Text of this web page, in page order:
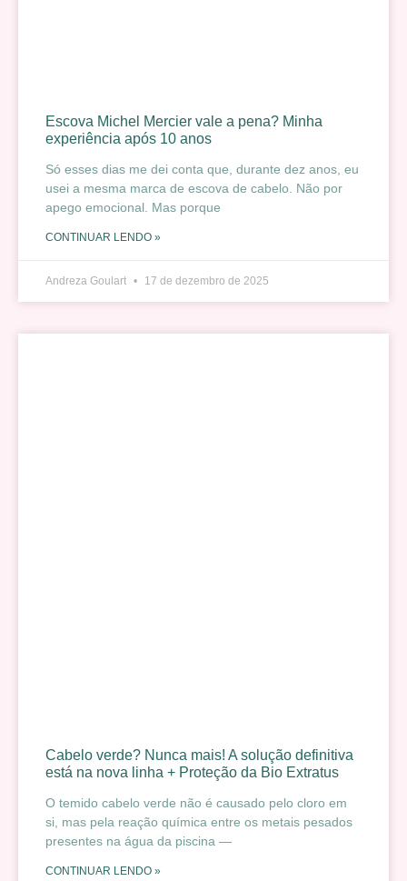
Escova Michel Mercier vale a pena? Minha
experiência após 10 anos
Só esses dias me dei conta que, durante dez anos, eu
usei a mesma marca de escova de cabelo. Não por
apego emocional. Mas porque
CONTINUAR LENDO »
Andreza Goulart 17 de dezembro de 2025
Cabelo verde? Nunca mais! A solução definitiva
está na nova linha + Proteção da Bio Extratus
O temido cabelo verde não é causado pelo cloro em
si, mas pela reação química entre os metais pesados
presentes na água da piscina —
CONTINUAR LENDO »